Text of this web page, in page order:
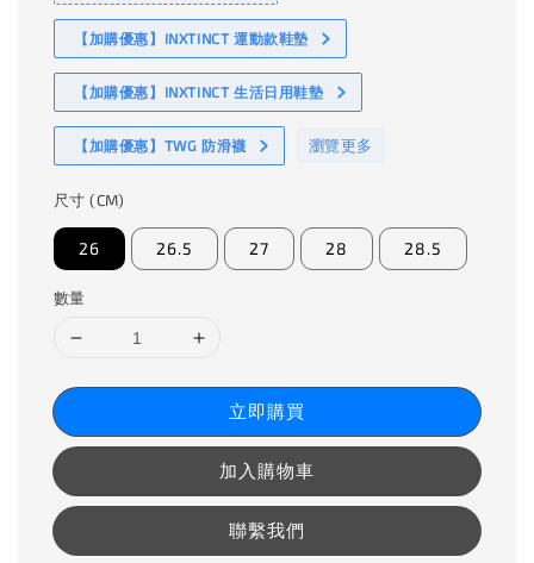
【加購優惠】INXTINCT 運動款鞋墊
【加購優惠】INXTINCT 生活日用鞋墊
【加購優惠】TWG 防滑襪 瀏覽更多
尺寸 (CM)
26 26.5 27 28 28.5
數量
立即購買
加入購物車
聯繫我們